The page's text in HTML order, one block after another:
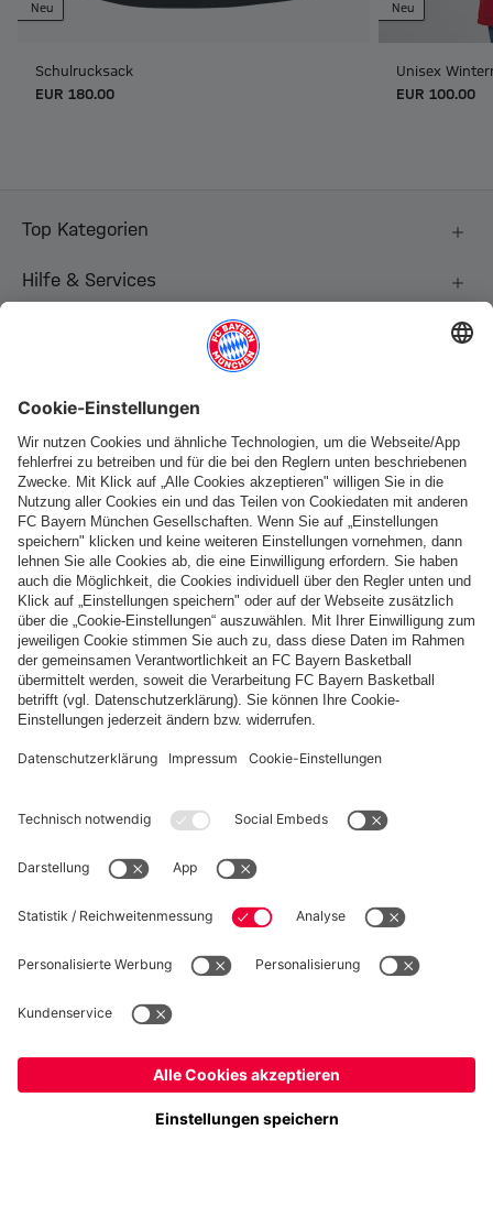
Neu
Schulrucksack
EUR 180.00
Neu
Unisex
EUR 100.00
Top Kategorien
Hilfe & Services
Folge uns
Zahlung & Lieferung
FC Bayern Store App
WIDERRUF
Datenschutz
Cookie Details
Preise inkl. Steuern und Abgaben
© FC Bayern München AG
FC Bayern München AG, Säbener Str. 51-57, 81547 München
Ja,Schweiz, um dorthin zu liefern!
Weltweit, um dorthin zu liefern!